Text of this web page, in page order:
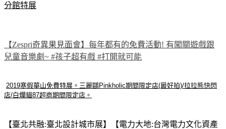
分館特展
【Zespri奇異果見面會】每年都有的免費活動! 有闖關遊戲跟
兒童音樂劇~ #孩子超有戲 #打開就可能
2019寒假華山免費特展。三麗鷗Pinkholic期間限定店(最好拍)/拉拉熊快閃
店/白爛貓87超商期間限定店。
【臺北共融:臺北設計城市展】【電力大地:台灣電力文化資產